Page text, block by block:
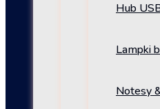
Hub
Lampki
Notesy